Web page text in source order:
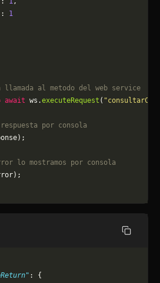
: 1
llamada al metodo del web service
await ws.executeRequest (
por consola
lo mostramos por consola
Copiar
: {